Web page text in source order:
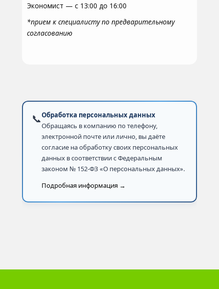
Экономист — с 13:00 до 16:00
*прием к специалисту по предварительному
согласованию
📞Обработка персональных данных
Обращаясь в компанию по телефону,
электронной почте или лично, вы даёте
согласие на обработку своих персональных
данных в соответствии с Федеральным
законом № 152-ФЗ «О персональных данных».
Подробная информация →